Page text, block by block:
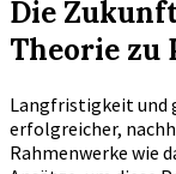
Die
Theorie zu
Langfristigkeit und
erfolgreicher,
Rahmenwerke wie